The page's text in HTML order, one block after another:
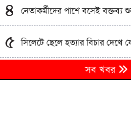
৪ নেতাকর্মীদের পাশে বসেই বক্তব্য
৫ সিলেটে ছেলে হত্যার বিচার দেখে
৬
পুলিশ পরিচয়ে বিশ্ববিদ্যালয় শিক্ষক-
টাকা হাতিয়ে নিচ্ছে প্রতারক চক্র
সব খবর